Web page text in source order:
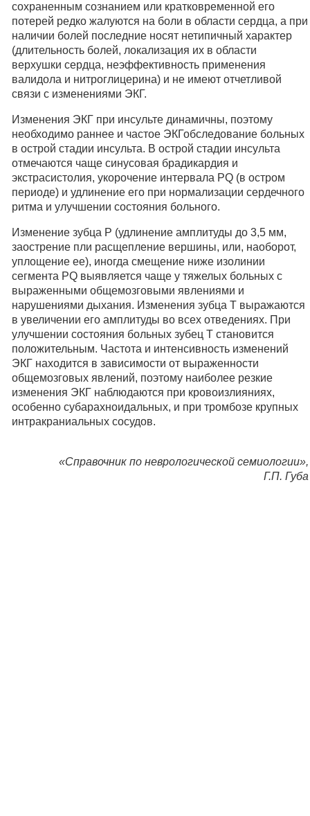
сохраненным сознанием или кратковременной его
потерей редко жалуются на боли в области сердца, а при
наличии болей последние носят нетипичный характер
(длительность болей, локализация их в области
верхушки сердца, неэффективность применения
валидола и нитроглицерина) и не имеют отчетливой
связи с изменениями ЭКГ.
Изменения ЭКГ при инсульте динамичны, поэтому
необходимо раннее и частое ЭКГобследование больных
в острой стадии инсульта. В острой стадии инсульта
отмечаются чаще синусовая брадикардия и
экстрасистолия, укорочение интервала PQ (в остром
периоде) и удлинение его при нормализации сердечного
ритма и улучшении состояния больного.
Изменение зубца Р (удлинение амплитуды до 3,5 мм,
заострение пли расщепление вершины, или, наоборот,
уплощение ее), иногда смещение ниже изолинии
сегмента PQ выявляется чаще у тяжелых больных с
выраженными общемозговыми явлениями и
нарушениями дыхания. Изменения зубца Т выражаются
в увеличении его амплитуды во всех отведениях. При
улучшении состояния больных зубец Т становится
положительным. Частота и интенсивность изменений
ЭКГ находится в зависимости от выраженности
общемозговых явлений, поэтому наиболее резкие
изменения ЭКГ наблюдаются при кровоизлияниях,
особенно субарахноидальных, и при тромбозе крупных
интракраниальных сосудов.
«Справочник по неврологической семиологии»,
Г.П. Губа